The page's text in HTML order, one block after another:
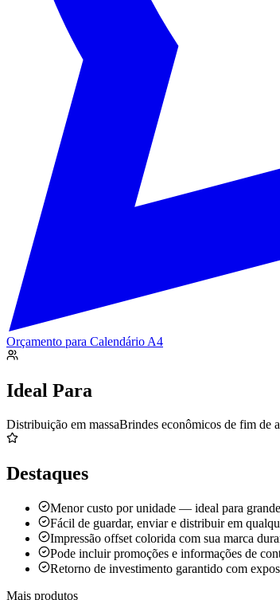
Orçamento para Calendário A4
Ideal Para
Distribuição em massaBrindes econômicos de fim de
Destaques
Menor custo por unidade — ideal para
Fácil de guardar, enviar e distribuir em
Impressão offset colorida com sua marca
Pode incluir promoções e informações de
Retorno de investimento garantido com
Mais produtos